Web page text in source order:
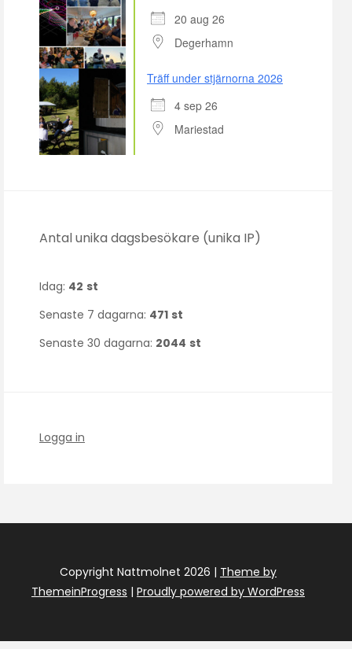
20 aug 26
Degerhamn
Träff under stjärnorna 2026
4 sep 26
Mariestad
Antal unika dagsbesökare (unika IP)
Idag: 42 st
Senaste 7 dagarna: 471 st
Senaste 30 dagarna: 2044 st
Logga in
Copyright Nattmolnet 2026 | Theme by
ThemeinProgress | Proudly powered by WordPress